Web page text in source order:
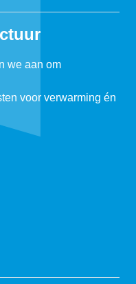
we aan om
voor verwarming én